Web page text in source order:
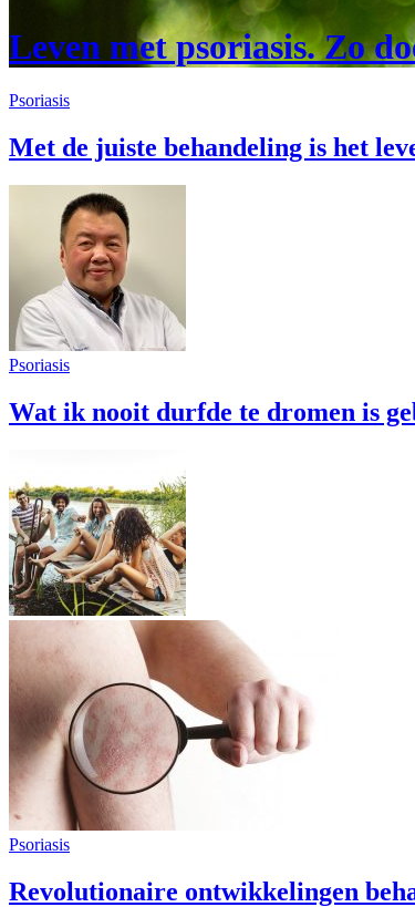
Leven met psoriasis. Zo
Psoriasis
Met de juiste behandeling is het
Psoriasis
Wat ik nooit durfde te dromen is
Psoriasis
Revolutionaire ontwikkelingen